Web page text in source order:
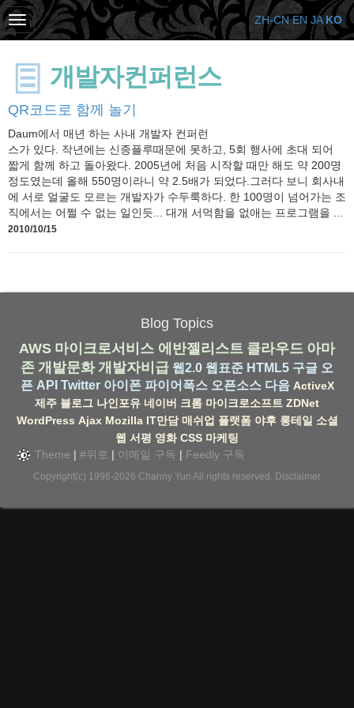
개발자컨퍼런스
QR코드로 함께 놀기
Daum에서 매년 하는 사내 개발자 컨퍼런
스가 있다. 작년에는 신종플루때문에 못하고, 5회 행사에 초대 되어
짧게 함께 하고 돌아왔다. 2005년에 처음 시작할 때만 해도 약 200명
정도였는데 올해 550명이라니 약 2.5배가 되었다.그러다 보니 회사내
에 서로 얼굴도 모르는 개발자가 수두룩하다. 한 100명이 넘어가는 조
직에서는 어쩔 수 없는 일인듯... 대개 서먹함을 없애는 프로그램을 ...
2010/10/15
Blog Topics
AWS 마이크로서비스 에반젤리스트 클라우드 아마
존 개발문화 개발자비급 웹2.0 웹표준 HTML5 구글 오
픈 API Twitter 아이폰 파이어폭스 오픈소스 다음 ActiveX
제주 블로그 나인포유 네이버 크롬 마이크로소프트 ZDNet
WordPress Ajax Mozilla IT만담 매쉬업 플랫폼 야후 롱테일 소셜
웹 서평 영화 CSS 마케팅
Theme | #위로 | 이메일 구독 | Feedly 구독
Copyright(c) 1996-2026 Channy Yun All rights reserved. Disclaimer
ZH-CN EN JA KO